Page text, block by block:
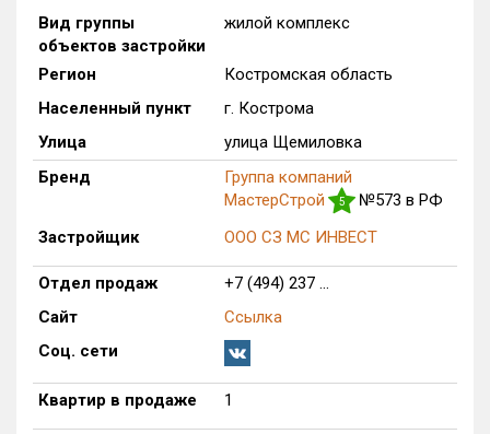
Только новые
Оценка ЕРЗ ЖК
от до
с продажами
Найдено:
Многоквартирных домов
Блокированных домов
Вид группы
объектов застройки
жилой комплекс
Регион
Костромская область
Населенный пункт
г. Кострома
Улица
улица Щемиловка
Бренд
Группа компаний
МастерСтрой
5
№573 в РФ
Застройщик
ООО СЗ МС ИНВЕСТ
Отдел продаж
+7 (494) 237 ...
Сайт
Ссылка
Соц. сети
Квартир в продаже 1